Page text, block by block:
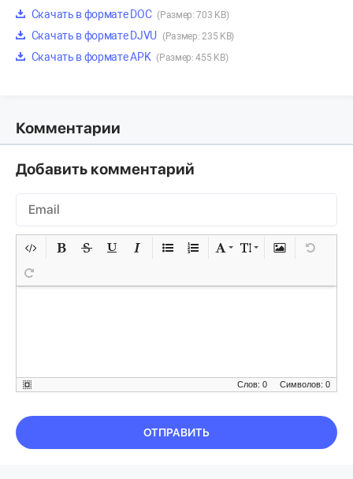
Скачать в формате DOC (Размер: 703 KB)
Скачать в формате DJVU (Размер: 235 KB)
Скачать в формате APK (Размер: 455 KB)
Комментарии
Добавить комментарий
Символов: 0
Слов: 0
ОТПРАВИТЬ